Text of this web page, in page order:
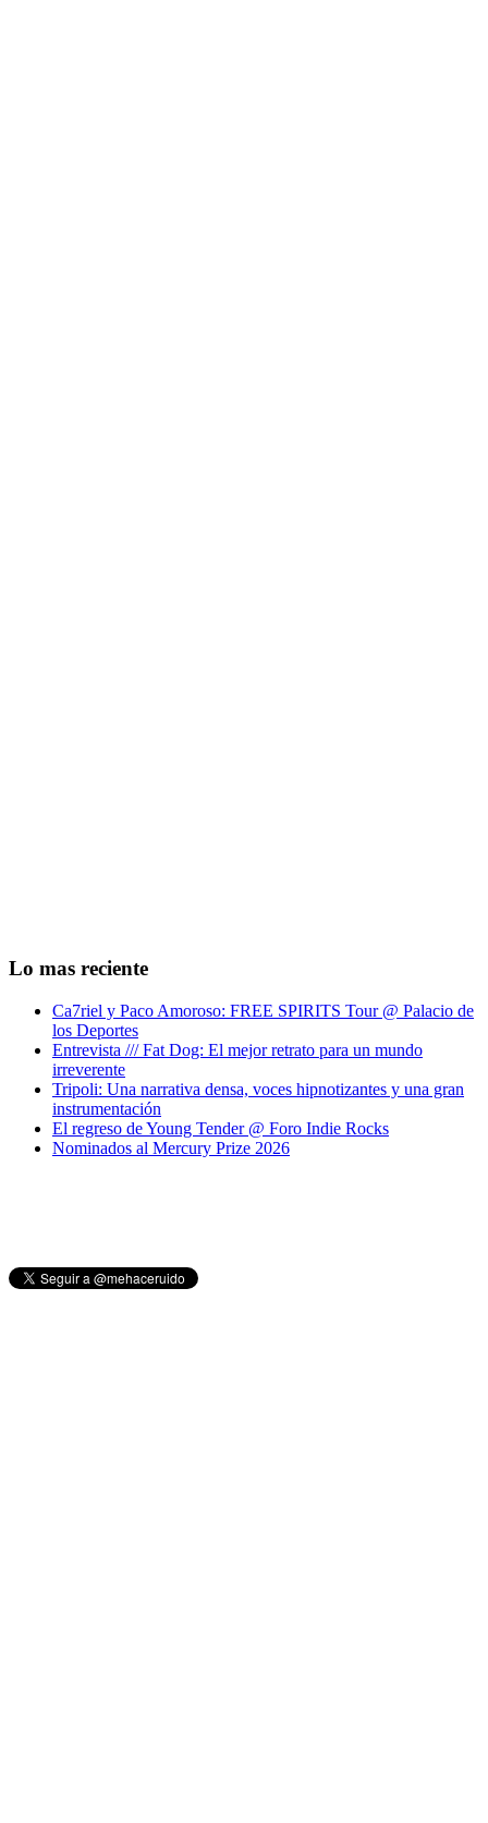
Lo mas reciente
Ca7riel y Paco Amoroso: FREE SPIRITS Tour @ Palacio de
los Deportes
Entrevista /// Fat Dog: El mejor retrato para un mundo
irreverente
Tripoli: Una narrativa densa, voces hipnotizantes y una gran
instrumentación
El regreso de Young Tender @ Foro Indie Rocks
Nominados al Mercury Prize 2026